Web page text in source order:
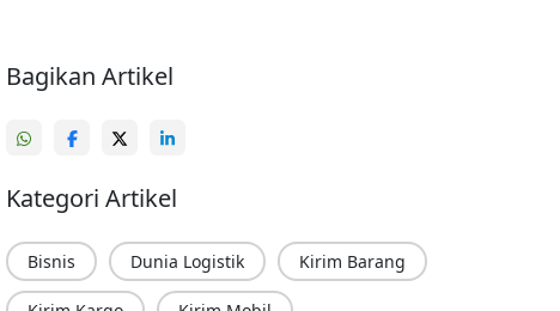
Bagikan Artikel
Kategori Artikel
Bisnis Dunia Logistik Kirim Barang